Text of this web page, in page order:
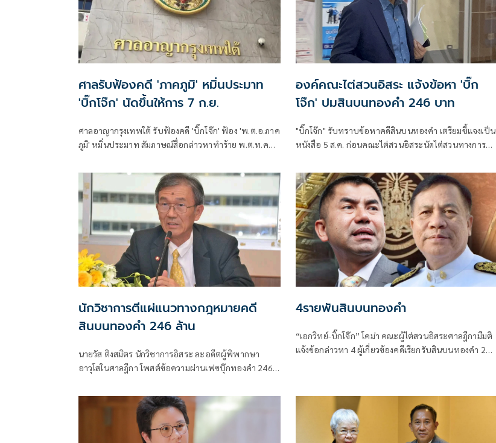
ศาลรับฟ้องคดี 'ภาคภูมิ' หมิ่นประมาท
'บิ๊กโจ๊ก' นัดขึ้นให้การ 7 ก.ย.
ศาลอาญากรุงเทพใต้ รับฟ้องคดี 'บิ๊กโจ๊ก' ฟ้อง 'พ.ต.อ.ภาค
ภูมิ' หมิ่นประมาท สัมภาษณ์สื่อกล่าวหาทำร้าย พ.ต.ท.ค
องค์คณะไต่สวนอิสระ แจ้งข้อหา 'บิ๊ก
โจ๊ก' ปมสินบนทองคำ 246 บาท
"บิ๊กโจ๊ก" รับทราบข้อหาคดีสินบนทองคำ เตรียมชี้แจงเป็น
หนังสือ 5 ส.ค. ก่อนคณะไต่สวนอิสระนัดไต่สวนทางการนัด
นักวิชาการตีแผ่แนวทางกฎหมายคดี
สินบนทองคำ 246 ล้าน
นายวัส ติงสมิตร นักวิชาการอิสระ ละอดีตผู้พิพากษา
อาวุโสในศาลฎีกา โพสต์ข้อความผ่านเฟซบุ๊กทองคำ 246
ว่ารับสินบนเสียเอง
4รายพันสินบนทองคำ
“เอกวิทย์-บิ๊กโจ๊ก” โคม่า คณะผู้ไต่สวนอิสระศาลฎีกามีมติ
แจ้งข้อกล่าวหา 4 ผู้เกี่ยวข้องคดีเรียกรับสินบนทองคำ 246